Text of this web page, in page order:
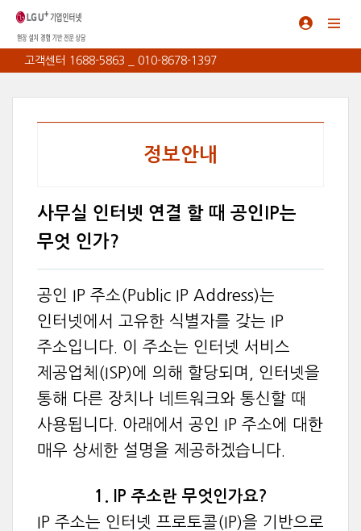
고객센터 1688-5863 _ 010-8678-1397
정보안내
사무실 인터넷 연결 할 때 공인IP는
무엇 인가?
공인 IP 주소(Public IP Address)는
인터넷에서 고유한 식별자를 갖는 IP
주소입니다. 이 주소는 인터넷 서비스
제공업체(ISP)에 의해 할당되며, 인터넷을
통해 다른 장치나 네트워크와 통신할 때
사용됩니다. 아래에서 공인 IP 주소에 대한
매우 상세한 설명을 제공하겠습니다.
1. IP 주소란 무엇인가요?
IP 주소는 인터넷 프로토콜(IP)을 기반으로